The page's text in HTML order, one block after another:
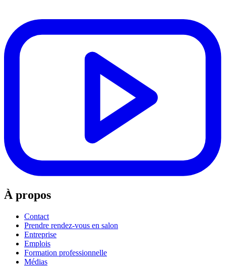
À propos
Contact
Prendre rendez-vous en salon
Entreprise
Emplois
Formation professionnelle
Médias